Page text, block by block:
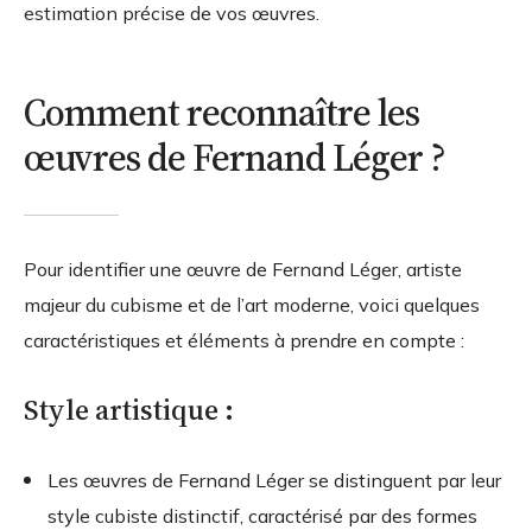
estimation précise de vos œuvres.
Comment reconnaître les
œuvres de Fernand Léger ?
Pour identifier une œuvre de Fernand Léger, artiste
majeur du cubisme et de l’art moderne, voici quelques
caractéristiques et éléments à prendre en compte :
Style artistique :
Les œuvres de Fernand Léger se distinguent par leur
style cubiste distinctif, caractérisé par des formes